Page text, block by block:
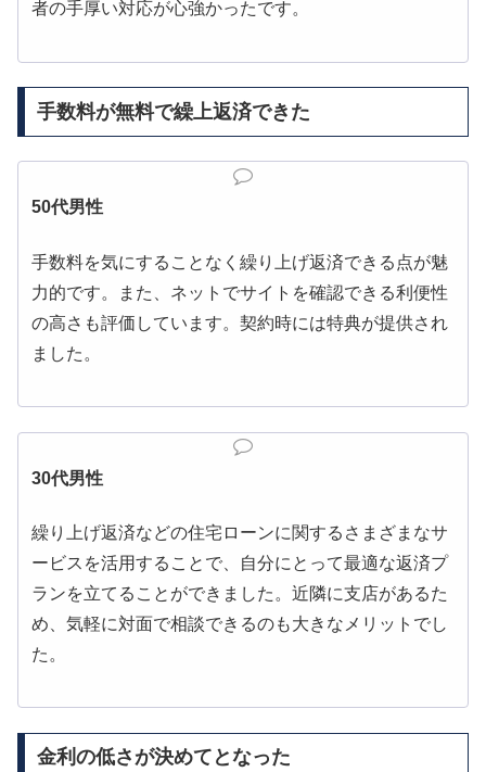
者の手厚い対応が心強かったです。
手数料が無料で繰上返済できた
50代男性
手数料を気にすることなく繰り上げ返済できる点が魅
力的です。また、ネットでサイトを確認できる利便性
の高さも評価しています。契約時には特典が提供され
ました。
30代男性
繰り上げ返済などの住宅ローンに関するさまざまなサ
ービスを活用することで、自分にとって最適な返済プ
ランを立てることができました。近隣に支店があるた
め、気軽に対面で相談できるのも大きなメリットでし
た。
金利の低さが決めてとなった